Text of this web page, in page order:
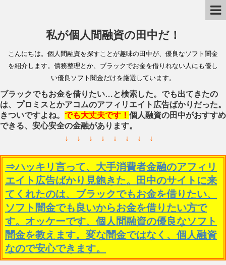
私が個人間融資の田中だ！
こんにちは。個人間融資を探すことが趣味の田中が、優良なソフト闇金
を紹介します。債務整理とか、ブラックでお金を借りれない人にも優し
い優良ソフト闇金だけを厳選しています。
ブラックでもお金を借りたい…と検索した。でも出てきたの
は、プロミスとかアコムのアフィリエイト広告ばかりだった。
きついですよね。 でも大丈夫です！ 個人融資の田中がおすすめ
できる、安心安全の金融があります。
↓ ↓ ↓ ↓ ↓ ↓ ↓ ↓
⇒ハッキリ言って、大手消費者金融のアフィリ
エイト広告ばかり見飽きた。田中のサイトに来
てくれたのは、ブラックでもお金を借りたい、
ソフト闇金でも良いからお金を借りたい方で
す。オッケーです、個人間融資の優良なソフト
闇金を教えます。変な闇金ではなく、個人融資
なので安心できます。